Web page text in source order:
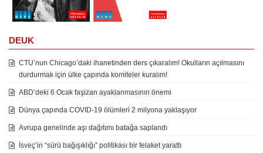
DEUK
CTU’nun Chicago’daki ihanetinden ders çıkaralım! Okulların açılmasını
durdurmak için ülke çapında komiteler kuralım!
ABD’deki 6 Ocak faşizan ayaklanmasının önemi
Dünya çapında COVID-19 ölümleri 2 milyona yaklaşıyor
Avrupa genelinde aşı dağıtımı batağa saplandı
İsveç’in “sürü bağışıklığı” politikası bir felaket yarattı